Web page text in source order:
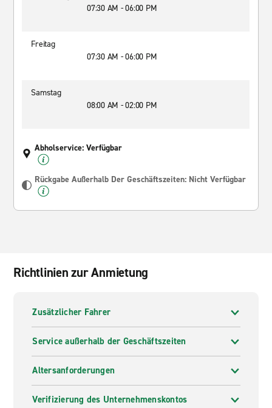
07:30 AM - 06:00 PM
Freitag
07:30 AM - 06:00 PM
Samstag
08:00 AM - 02:00 PM
Abholservice: Verfügbar
Rückgabe Außerhalb Der Geschäftszeiten: Nicht Verfügbar
Richtlinien zur Anmietung
Zusätzlicher Fahrer
Service außerhalb der Geschäftszeiten
Altersanforderungen
Verifizierung des Unternehmenskontos